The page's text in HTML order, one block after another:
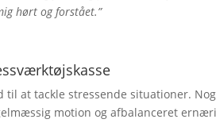
hørt og forstået.”
at tackle stressende situationer.
motion og afbalanceret